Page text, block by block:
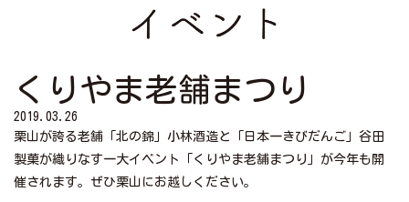
くりやま老舗まつり
2019.03.26
栗山が誇る老舗「北の錦」小林酒造と「日本一きびだんご」谷田
製菓が織りなす一大イベント「くりやま老舗まつり」が今年も開
催されます。 ぜひ栗山にお越しください。